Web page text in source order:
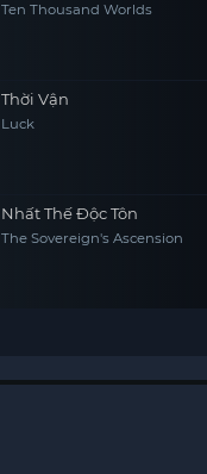
Ten Thousand Worlds
Thời Vận
Luck
Nhất Thế Độc Tôn
The Sovereign's Ascension